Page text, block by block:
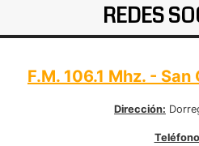
REDES
F.M. 106.1 Mhz. -
Dirección: